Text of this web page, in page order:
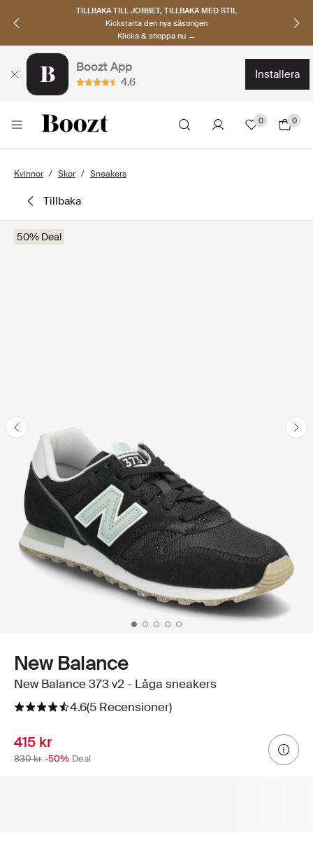
TILLBAKA TILL JOBBET, TILLBAKA MED STIL
Kickstarta den nya säsongen
Klicka & shoppa nu →
Boozt App
4.6
installera
0 0
Kvinnor Skor Sneakers
tillbaka
50% Deal
New Balance
New Balance 373 v2 - Låga sneakers
4.6(5 Recensioner)
415 kr
830 kr -50% Deal